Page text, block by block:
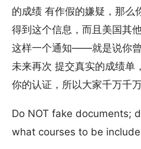
的成绩 有作假的嫌疑，那么
得到这个信息，而且美国其
这样一个通知——就是说你
未来再次 提交真实的成绩单
你的认证，所以大家千万千万
Do NOT fake documents;
what courses to be